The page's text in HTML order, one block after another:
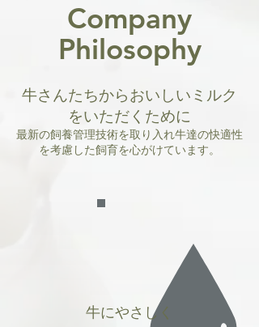
Company
Philosophy
牛さんたちからおいしいミルク
をいただくために
最新の飼養管理技術を取り入れ牛達の快適性
を考慮した飼育を心がけています。
牛にやさしく